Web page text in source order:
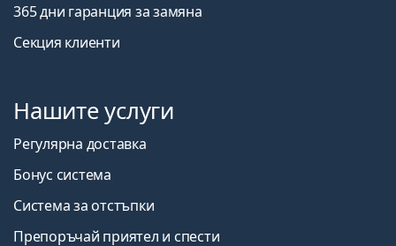
365 дни гаранция за замяна
Секция клиенти
Нашите услуги
Регулярна доставка
Бонус система
Система за отстъпки
Препоръчай приятел и спести